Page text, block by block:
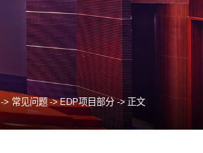
-> 常见问题 -> EDP项目部分 -> 正文